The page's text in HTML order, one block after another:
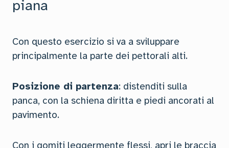
piana
Con questo esercizio si va a sviluppare
principalmente la parte dei pettorali alti.
Posizione di partenza: distenditi sulla
panca, con la schiena diritta e piedi ancorati al
pavimento.
Con i gomiti leggermente flessi, apri le braccia